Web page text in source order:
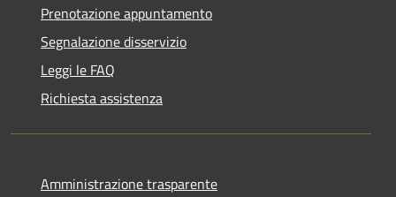
Prenotazione appuntamento
Segnalazione disservizio
Leggi le FAQ
Richiesta assistenza
Amministrazione trasparente